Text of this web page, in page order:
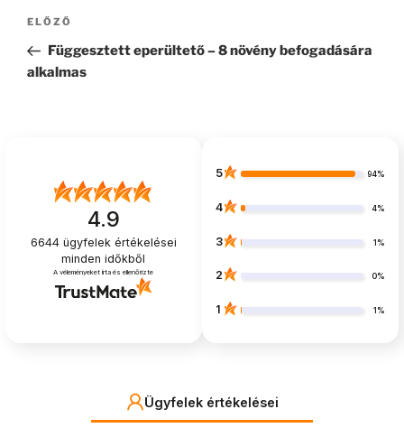
Bejegyzés
Korábbi
bejegyzés
ELŐZŐ
Függesztett eperültető – 8 növény befogadására
alkalmas
4.9
6644ügyfelek értékelései
minden időkből
A véleményeket írta és ellenőrizte
5 94%
4 4%
3 1%
2 0%
1 1%
Ügyfelek értékelései